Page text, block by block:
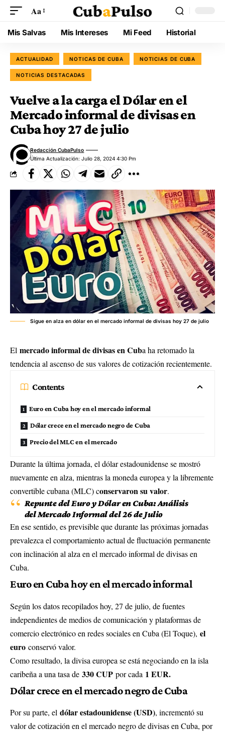
Aa
Mis Salvas Mis Intereses Mi Feed Historial
ACTUALIDAD NOTICAS DE CUBA NOTICIAS DE CUBA
NOTICIAS DESTACADAS
Vuelve a la carga el Dólar en el
Mercado informal de divisas en
Cuba hoy 27 de julio
Última Actualización: Julio 28, 2024 4:30 Pm
Redacción CubaPulso
Sigue en alza en dólar en el mercado informal de divisas hoy 27 de julio
El mercado informal de divisas en Cuba ha retomado la
tendencia al ascenso de sus valores de cotización recientemente.
Contents
Euro en Cuba hoy en el mercado informal
Dólar crece en el mercado negro de Cuba
Precio del MLC en el mercado
Durante la última jornada, el dólar estadounidense se mostró
nuevamente en alza, mientras la moneda europea y la libremente
convertible cubana (MLC) conservaron su valor.
Repunte del Euro y Dólar en Cuba: Análisis
del Mercado Informal del 26 de Julio
En ese sentido, es previsible que durante las próximas jornadas
prevalezca el comportamiento actual de fluctuación permanente
con inclinación al alza en el mercado informal de divisas en
Cuba.
Euro en Cuba hoy en el mercado informal
Según los datos recopilados hoy, 27 de julio, de fuentes
independientes de medios de comunicación y plataformas de
comercio electrónico en redes sociales en Cuba (El Toque), el
euro conservó valor.
Como resultado, la divisa europea se está negociando en la isla
caribeña a una tasa de 330 CUP por cada 1 EUR.
Dólar crece en el mercado negro de Cuba
Por su parte, el dólar estadounidense (USD), incrementó su
valor de cotización en el mercado negro de divisas en Cuba, por